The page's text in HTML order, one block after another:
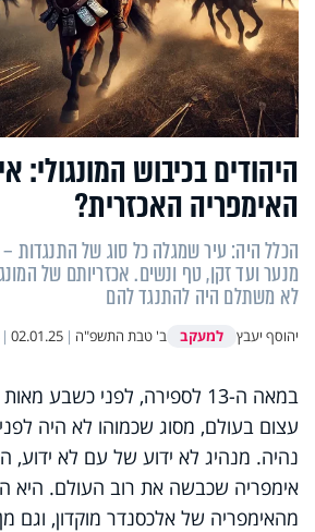
היהודים בכיבוש
האימפריה האכזרית?
הכלל היה: עיר שמגלה כל סוג של התנגדות
מנער ועד זקן, טף ונשים. אכזריותם של
לא משתלם היה להתנגד להם
יהוסף יעבץ למעקב ב' טבת התשפ"ה |
02.01.25
|
במאה ה-13 לספירה, לפני
עצום בעולם, מסוג שכמוהו לא היה
נהיה. מנהיג לא ידוע של עם לא ידוע,
אימפריה שכבשה את רוב העולם. היא
מהאימפריה של אלכסנדר מוקדון, וגם